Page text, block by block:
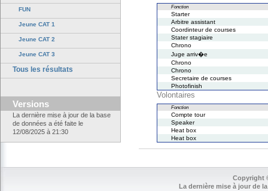
FUN
Jeune CAT 1
Jeune CAT 2
Jeune CAT 3
Tous les résultats
Versions
La dernière mise à jour de la base
de données a été faite le
12/08/2025 à 21:30
Fonction
Starter
Arbitre assistant
Coordinteur de courses
Stater stagiaire
Chrono
Juge arriv�e
Chrono
Chrono
Secretaire de courses
Photofinish
Volontaires
Fonction
Compte tour
Speaker
Heat box
Heat box
Copyright
La dernière mise à jour de